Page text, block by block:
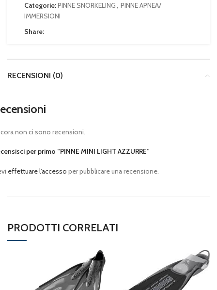
Categorie:PINNE SNORKELING
PINNE APNEA/
IMMERSIONI
Share:
RECENSIONI (0)
non ci sono recensioni.
per primo “PINNE MINI LIGHT AZZURRE”
effettuare l’accesso per pubblicare una recensione.
PRODOTTI CORRELATI